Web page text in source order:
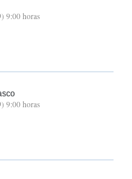
9:00 horas
9:00 horas